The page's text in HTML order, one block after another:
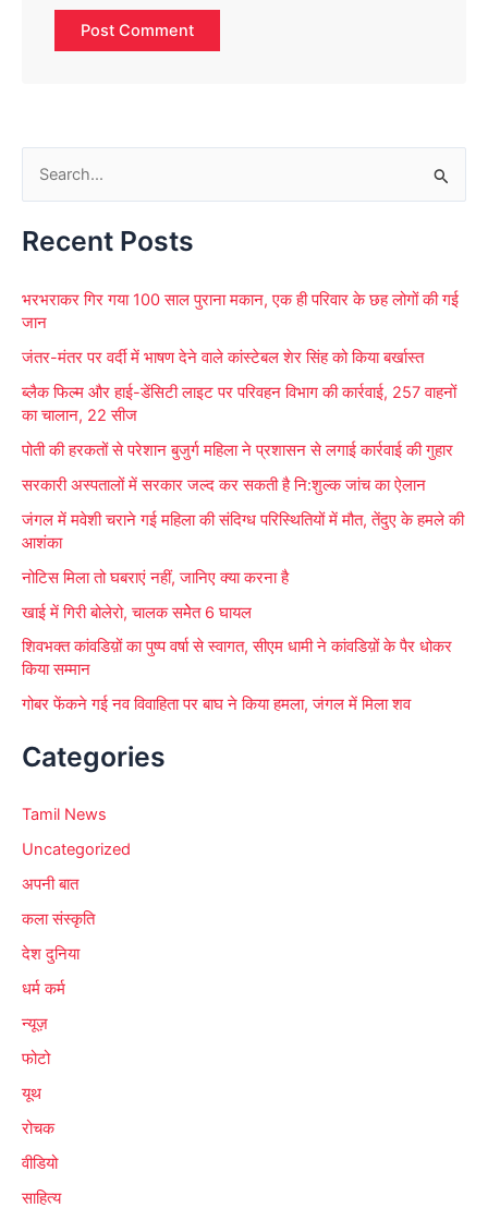
a
c
f
o
Recent Posts
भरभराकर गिर गया 100 साल पुराना मकान, एक ही परिवार के छह लोगों की गई
जान
जंतर-मंतर पर वर्दी में भाषण देने वाले कांस्टेबल शेर सिंह को किया बर्खास्त
ब्लैक फिल्म और हाई-डेंसिटी लाइट पर परिवहन विभाग की कार्रवाई, 257 वाहनों
का चालान, 22 सीज
पोती की हरकतों से परेशान बुजुर्ग महिला ने प्रशासन से लगाई कार्रवाई की गुहार
सरकारी अस्पतालों में सरकार जल्द कर सकती है नि:शुल्क जांच का ऐलान
जंगल में मवेशी चराने गई महिला की संदिग्ध परिस्थितियों में मौत, तेंदुए के हमले की
आशंका
नोटिस मिला तो घबराएं नहीं, जानिए क्या करना है
खाई में गिरी बोलेरो, चालक समेेत 6 घायल
शिवभक्त कांवडिय़ों का पुष्प वर्षा से स्वागत, सीएम धामी ने कांवडिय़ों के पैर धोकर
किया सम्मान
गोबर फेंकने गई नव विवाहिता पर बाघ ने किया हमला, जंगल में मिला शव
Categories
Tamil News
Uncategorized
अपनी बात
कला संस्कृति
देश दुनिया
धर्म कर्म
न्यूज़
फोटो
यूथ
रोचक
वीडियो
साहित्य